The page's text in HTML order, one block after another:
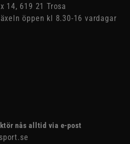
14, 619 21 Trosa
öppen kl 8.30-16 vardagar
nås alltid via e-post